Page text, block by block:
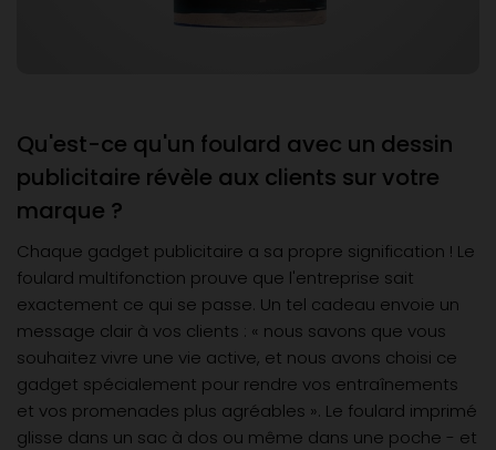
Qu'est-ce qu'un foulard avec un dessin
publicitaire révèle aux clients sur votre
marque ?
Chaque gadget publicitaire a sa propre signification ! Le
foulard multifonction prouve que l'entreprise sait
exactement ce qui se passe. Un tel cadeau envoie un
message clair à vos clients : « nous savons que vous
souhaitez vivre une vie active, et nous avons choisi ce
gadget spécialement pour rendre vos entraînements
et vos promenades plus agréables ». Le foulard imprimé
glisse dans un sac à dos ou même dans une poche - et